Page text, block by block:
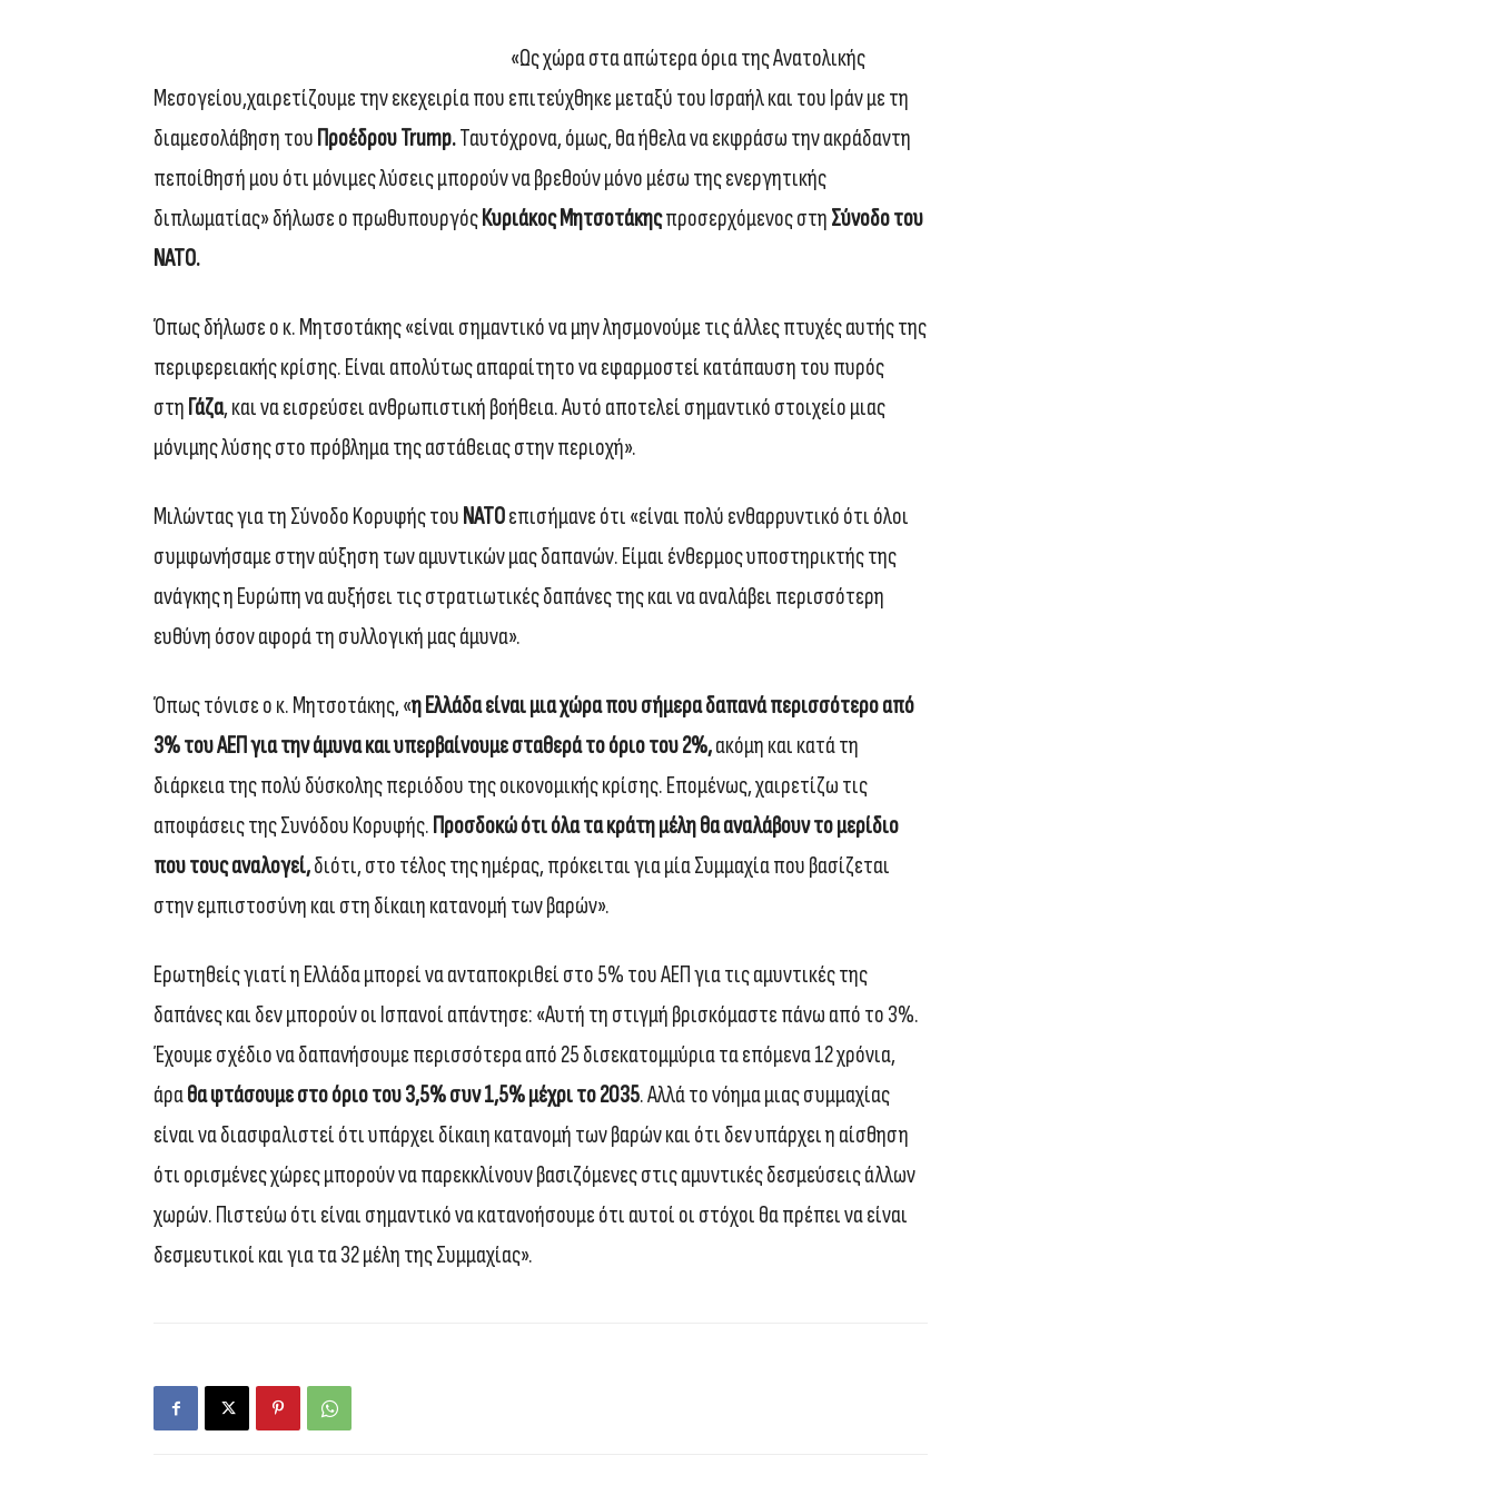
«Ως χώρα στα απώτερα όρια της Ανατολικής
Μεσογείου,χαιρετίζουμε την εκεχειρία που επιτεύχθηκε μεταξύ του Ισραήλ και του Ιράν με τη
διαμεσολάβηση του Προέδρου Trump.Ταυτόχρονα, όμως, θα ήθελα να εκφράσω την ακράδαντη
πεποίθησή μου ότι μόνιμες λύσεις μπορούν να βρεθούν μόνο μέσω της ενεργητικής
διπλωματίας» δήλωσε ο πρωθυπουργόςΚυριάκος Μητσοτάκηςπροσερχόμενος στη Σύνοδο του
ΝΑΤΟ.
Όπως δήλωσε ο κ. Μητσοτάκης «είναι σημαντικό να μην λησμονούμε τις άλλες πτυχές αυτής της
περιφερειακής κρίσης. Είναι απολύτως απαραίτητο να εφαρμοστεί κατάπαυση του πυρός
στη Γάζα, και να εισρεύσει ανθρωπιστική βοήθεια. Αυτό αποτελεί σημαντικό στοιχείο μιας
μόνιμης λύσης στο πρόβλημα της αστάθειας στην περιοχή».
Μιλώντας για τη Σύνοδο Kορυφής του ΝΑΤΟεπισήμανε ότι «είναι πολύ ενθαρρυντικό ότι όλοι
συμφωνήσαμε στην αύξηση των αμυντικών μας δαπανών. Είμαι ένθερμος υποστηρικτής της
ανάγκης η Ευρώπη να αυξήσει τις στρατιωτικές δαπάνες της και να αναλάβει περισσότερη
ευθύνη όσον αφορά τη συλλογική μας άμυνα».
Όπως τόνισε ο κ. Μητσοτάκης, «η Ελλάδα είναι μια χώρα που σήμερα δαπανά περισσότερο από
3% του ΑΕΠ για την άμυνα και υπερβαίνουμε σταθερά το όριο του 2%,ακόμη και κατά τη
διάρκεια της πολύ δύσκολης περιόδου της οικονομικής κρίσης. Επομένως, χαιρετίζω τις
αποφάσεις της Συνόδου Κορυφής. Προσδοκώ ότι όλα τα κράτη μέλη θα αναλάβουν το μερίδιο
που τους αναλογεί,διότι, στο τέλος της ημέρας, πρόκειται για μία Συμμαχία που βασίζεται
στην εμπιστοσύνη και στη δίκαιη κατανομή των βαρών».
Ερωτηθείς γιατί η Ελλάδα μπορεί να ανταποκριθεί στο 5% του ΑΕΠ για τις αμυντικές της
δαπάνες και δεν μπορούν οι Ισπανοί απάντησε: «Αυτή τη στιγμή βρισκόμαστε πάνω από το 3%.
Έχουμε σχέδιο να δαπανήσουμε περισσότερα από 25 δισεκατομμύρια τα επόμενα 12 χρόνια,
άραθα φτάσουμε στο όριο του 3,5% συν 1,5% μέχρι το 2035. Αλλά το νόημα μιας συμμαχίας
είναι να διασφαλιστεί ότι υπάρχει δίκαιη κατανομή των βαρών και ότι δεν υπάρχει η αίσθηση
ότι ορισμένες χώρες μπορούν να παρεκκλίνουν βασιζόμενες στις αμυντικές δεσμεύσεις άλλων
χωρών. Πιστεύω ότι είναι σημαντικό να κατανοήσουμε ότι αυτοί οι στόχοι θα πρέπει να είναι
δεσμευτικοί και για τα 32 μέλη της Συμμαχίας».